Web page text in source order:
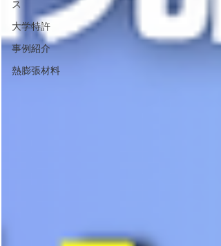
ス
大学特許
事例紹介
熱膨張材料